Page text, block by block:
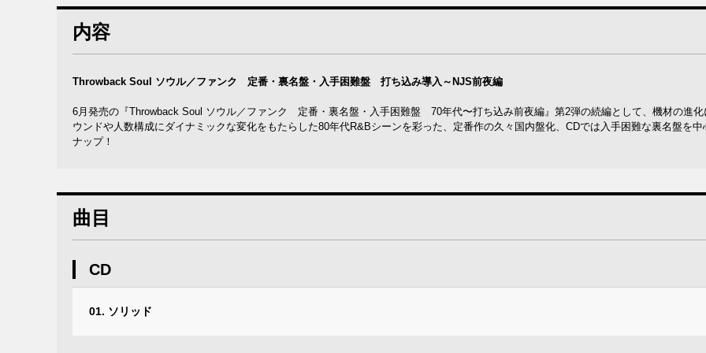
内容
Throwback Soul ソウル／ファンク 定番・裏名盤・入手困難盤 打ち込み導入～NJS前夜編
6月発売の『Throwback Soul ソウル／ファンク 定番・裏名盤・入手困難盤 70年代〜打ち込み前夜編』第2弾の続編として、機材の進化
ウンドや人数構成にダイナミックな変化をもたらした80年代R&Bシーンを彩った、定番作の久々国内盤化、CDでは入手困難な裏名盤を中
ナップ！
曲目
CD
01. ソリッド